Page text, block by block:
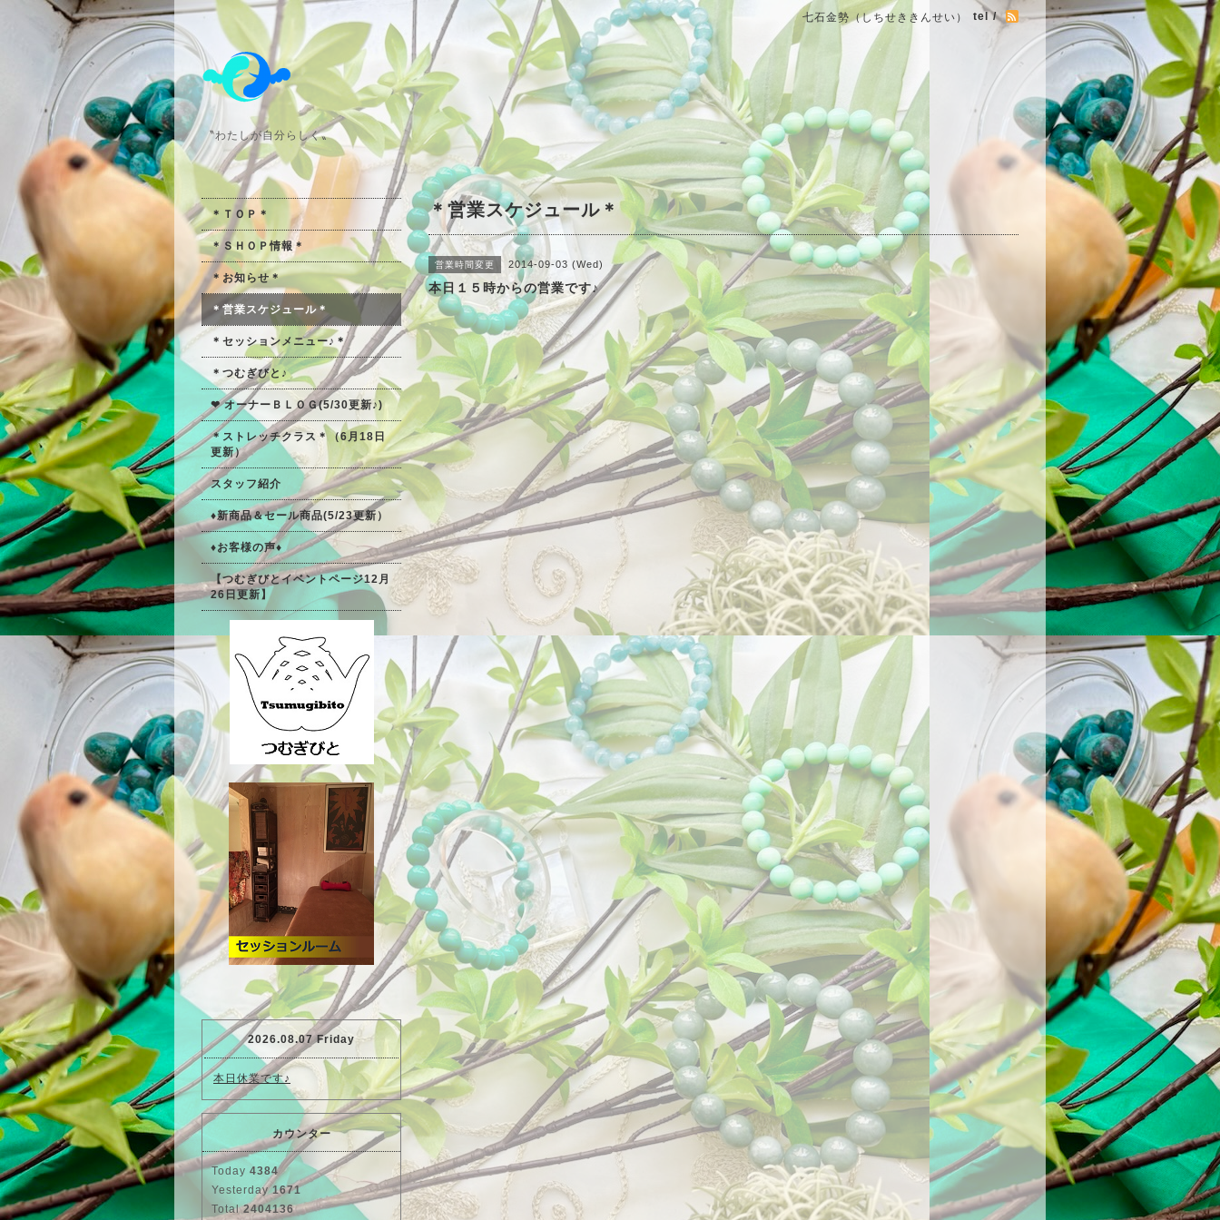
七石金勢（しちせききんせい） tel /
〝わたしが自分らしく〟
＊営業スケジュール＊
営業時間変更 2014-09-03 (Wed)
本日１５時からの営業です♪
＊ＴＯＰ＊
＊ＳＨＯＰ情報＊
＊お知らせ＊
＊営業スケジュール＊
＊セッションメニュー♪＊
＊つむぎびと♪
❤ オーナーＢＬＯＧ(5/30更新♪)
＊ストレッチクラス＊（6月18日
更新）
スタッフ紹介
♦新商品＆セール商品(5/23更新）
♦お客様の声♦
【つむぎびとイベントページ12月
26日更新】
2026.08.07 Friday
本日休業です♪
カウンター
Today 4384
Yesterday1671
Total2404136